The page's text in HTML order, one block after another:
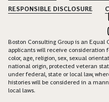
RESPONSIBLE DISCLOSURE
Boston Consulting Group is an Equal
applicants will receive consideration
color, age, religion, sex, sexual
national origin, protected veteran
under federal, state or local law,
histories will be considered in a
local laws.